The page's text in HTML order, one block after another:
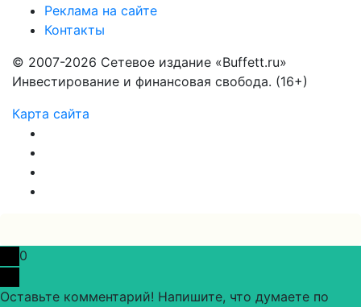
Реклама на сайте
Контакты
© 2007-2026 Сетевое издание «Buffett.ru»
Инвестирование и финансовая свобода. (16+)
Карта сайта
0
Оставьте комментарий! Напишите, что думаете по